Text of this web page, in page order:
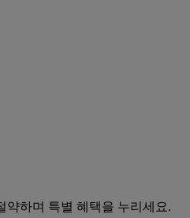
약하며 특별 혜택을 누리세요.